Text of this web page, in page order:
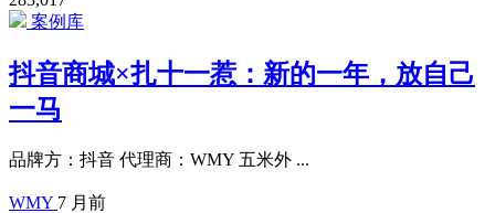
案例库
抖音商城×扎十一惹：新的一年，放自己
一马
品牌方：抖音 代理商：WMY 五米外 ...
WMY 7 月前